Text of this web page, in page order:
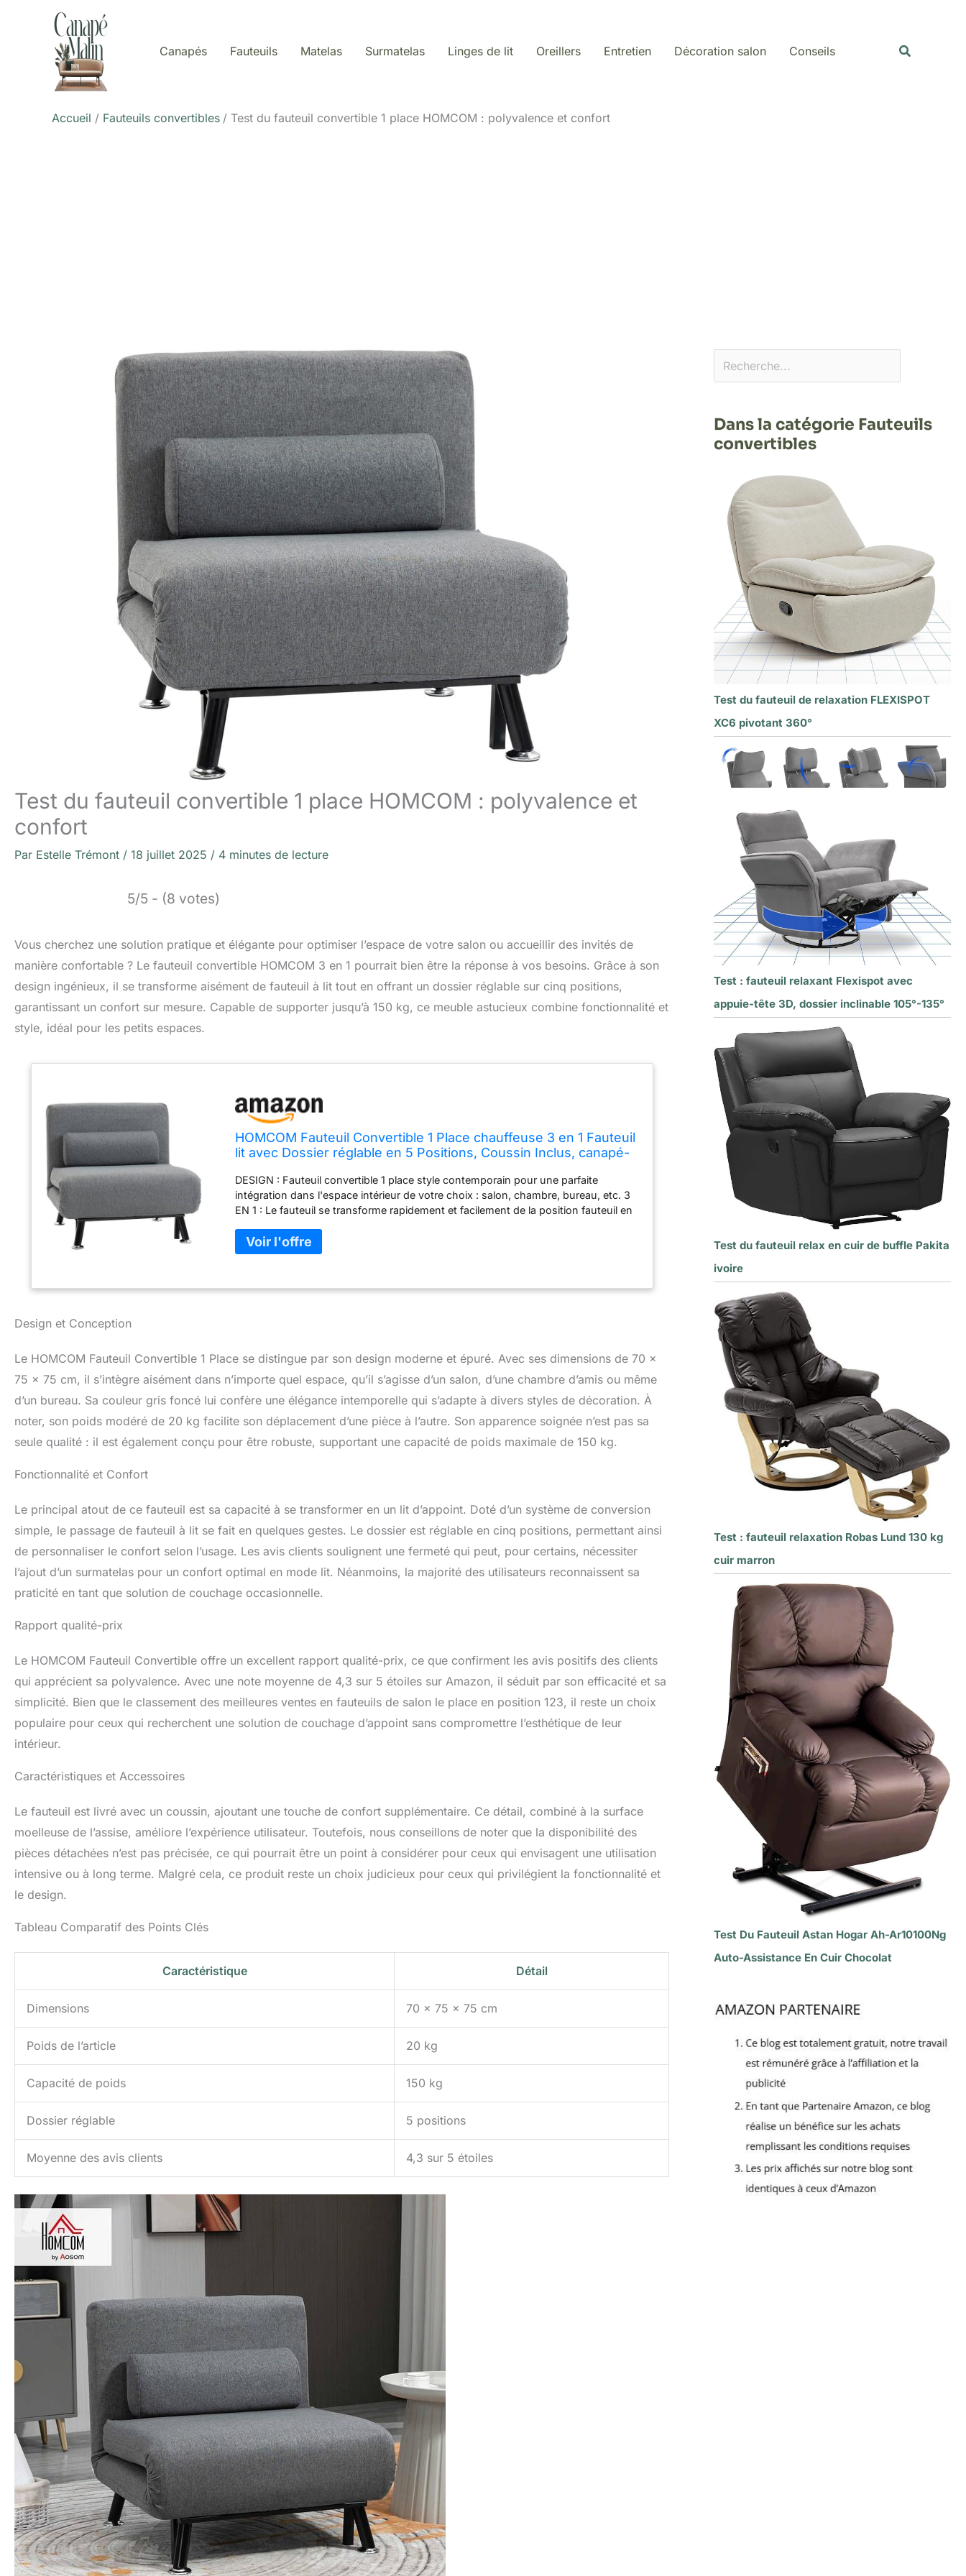
Canapés Fauteuils Matelas Surmatelas Linges de lit Oreillers Entretien Décoration salon Conseils
Accueil Fauteuils convertibles Test du fauteuil convertible 1 place HOMCOM : polyvalence et confort
Test du fauteuil convertible 1 place HOMCOM : polyvalence et
confort
Par Estelle Trémont / 18 juillet 2025 / 4 minutes de lecture
5/5 - (8 votes)
Vous cherchez une solution pratique et élégante pour optimiser l’espace de votre salon ou accueillir des invités de
manière confortable ? Le fauteuil convertible HOMCOM 3 en 1 pourrait bien être la réponse à vos besoins. Grâce à son
design ingénieux, il se transforme aisément de fauteuil à lit tout en offrant un dossier réglable sur cinq positions,
garantissant un confort sur mesure. Capable de supporter jusqu’à 150 kg, ce meuble astucieux combine fonctionnalité et
style, idéal pour les petits espaces.
HOMCOM Fauteuil Convertible 1 Place chauffeuse 3 en 1 Fauteuil
lit avec Dossier réglable en 5 Positions, Coussin Inclus, canapé-
DESIGN : Fauteuil convertible 1 place style contemporain pour une parfaite
intégration dans l'espace intérieur de votre choix : salon, chambre, bureau, etc. 3
EN 1 : Le fauteuil se transforme rapidement et facilement de la position fauteuil en
besoins. Idéal pour accueillir un invité et les petits espaces GRAND CONFORT :
Dossier ergonomique grand confort - Garnissage mousse haute densité de
ET ROBUSTE : Le cadre en métal de haute qualité assure la robustesse, tandis que
Design et Conception
Le HOMCOM Fauteuil Convertible 1 Place se distingue par son design moderne et épuré. Avec ses dimensions de 70 x
75 x 75 cm, il s’intègre aisément dans n’importe quel espace, qu’il s’agisse d’un salon, d’une chambre d’amis ou même
d’un bureau. Sa couleur gris foncé lui confère une élégance intemporelle qui s’adapte à divers styles de décoration. À
noter, son poids modéré de 20 kg facilite son déplacement d’une pièce à l’autre. Son apparence soignée n’est pas sa
seule qualité : il est également conçu pour être robuste, supportant une capacité de poids maximale de 150 kg.
Fonctionnalité et Confort
Le principal atout de ce fauteuil est sa capacité à se transformer en un lit d’appoint. Doté d’un système de conversion
simple, le passage de fauteuil à lit se fait en quelques gestes. Le dossier est réglable en cinq positions, permettant ainsi
de personnaliser le confort selon l’usage. Les avis clients soulignent une fermeté qui peut, pour certains, nécessiter
l’ajout d’un surmatelas pour un confort optimal en mode lit. Néanmoins, la majorité des utilisateurs reconnaissent sa
praticité en tant que solution de couchage occasionnelle.
Rapport qualité-prix
Le HOMCOM Fauteuil Convertible offre un excellent rapport qualité-prix, ce que confirment les avis positifs des clients
qui apprécient sa polyvalence. Avec une note moyenne de 4,3 sur 5 étoiles sur Amazon, il séduit par son efficacité et sa
simplicité. Bien que le classement des meilleures ventes en fauteuils de salon le place en position 123, il reste un choix
populaire pour ceux qui recherchent une solution de couchage d’appoint sans compromettre l’esthétique de leur
intérieur.
Caractéristiques et Accessoires
Le fauteuil est livré avec un coussin, ajoutant une touche de confort supplémentaire. Ce détail, combiné à la surface
moelleuse de l’assise, améliore l’expérience utilisateur. Toutefois, nous conseillons de noter que la disponibilité des
pièces détachées n’est pas précisée, ce qui pourrait être un point à considérer pour ceux qui envisagent une utilisation
intensive ou à long terme. Malgré cela, ce produit reste un choix judicieux pour ceux qui privilégient la fonctionnalité et
le design.
Tableau Comparatif des Points Clés
Caractéristique Détail
Dimensions 70 x 75 x 75 cm
Poids de l’article 20 kg
Capacité de poids 150 kg
Dossier réglable 5 positions
Moyenne des avis clients 4,3 sur 5 étoiles
Dans la catégorie Fauteuils
convertibles
Test du fauteuil de relaxation FLEXISPOT
XC6 pivotant 360°
Test : fauteuil relaxant Flexispot avec
appuie-tête 3D, dossier inclinable 105°-135°
Test du fauteuil relax en cuir de buffle Pakita
ivoire
Test : fauteuil relaxation Robas Lund 130 kg
cuir marron
Test Du Fauteuil Astan Hogar Ah-Ar10100Ng
Auto-Assistance En Cuir Chocolat